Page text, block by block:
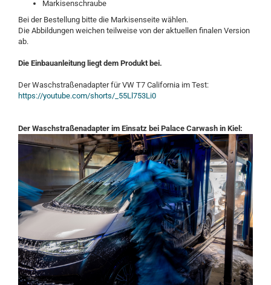
Markisenschraube
Bei der Bestellung bitte die Markisenseite wählen.
Die Abbildungen weichen teilweise von der aktuellen finalen Version
ab.
Die Einbauanleitung liegt dem Produkt bei.
Der Waschstraßenadapter für VW T7 California im Test:
https://youtube.com/shorts/_55Ll753Li0
Der Waschstraßenadapter im Einsatz bei Palace Carwash in Kiel: